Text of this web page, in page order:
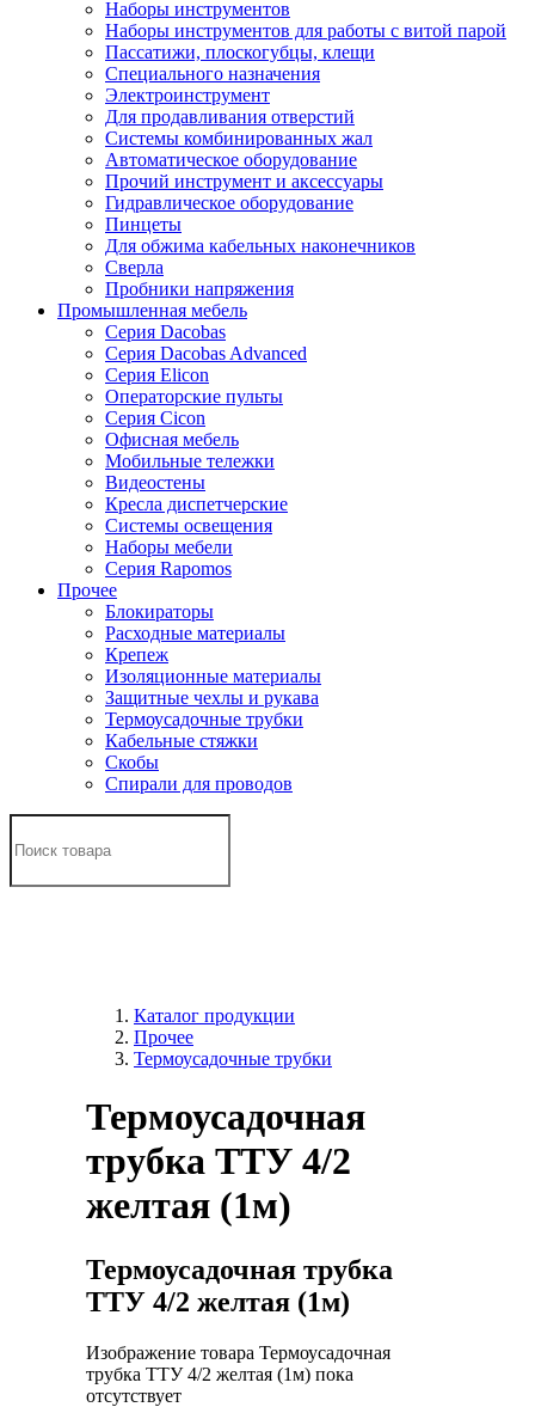
Наборы инструментов
Наборы инструментов для работы с витой парой
Пассатижи, плоскогубцы, клещи
Специального назначения
Электроинструмент
Для продавливания отверстий
Системы комбинированных жал
Автоматическое оборудование
Прочий инструмент и аксессуары
Гидравлическое оборудование
Пинцеты
Для обжима кабельных наконечников
Сверла
Пробники напряжения
Промышленная мебель
Серия Dacobas
Серия Dacobas Advanced
Серия Elicon
Операторские пульты
Серия Cicon
Офисная мебель
Мобильные тележки
Видеостены
Кресла диспетчерские
Системы освещения
Наборы мебели
Серия Rapomos
Прочее
Блокираторы
Расходные материалы
Крепеж
Изоляционные материалы
Защитные чехлы и рукава
Термоусадочные трубки
Кабельные стяжки
Скобы
Спирали для проводов
Каталог продукции
Прочее
Термоусадочные трубки
Термоусадочная
трубка ТТУ 4/2
желтая (1м)
Термоусадочная трубка
ТТУ 4/2 желтая (1м)
Изображение товара Термоусадочная
трубка ТТУ 4/2 желтая (1м) пока
отсутствует